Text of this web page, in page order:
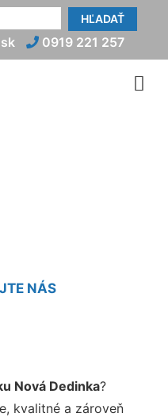
HĽADAŤ
0919 221 257
NÁS
Nová Dedinka?
kvalitné a zároveň